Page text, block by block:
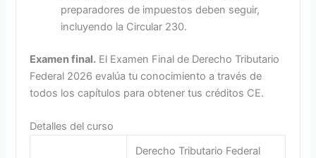
preparadores de impuestos deben seguir,
incluyendo la Circular 230.
Examen final. El Examen Final de Derecho Tributario
Federal 2026 evalúa tu conocimiento a través de
todos los capítulos para obtener tus créditos CE.
Detalles del curso
Derecho Tributario Federal